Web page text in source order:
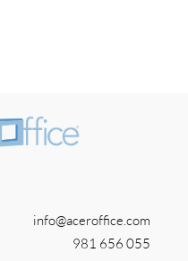
info@aceroffice.com
981 656 055